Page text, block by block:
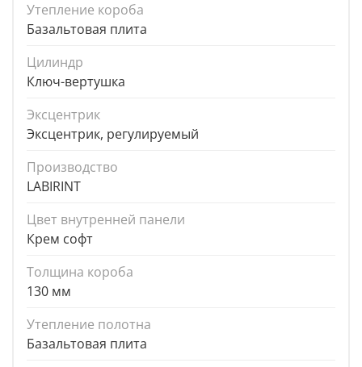
Утепление короба
Базальтовая плита
Цилиндр
Ключ-вертушка
Эксцентрик
Эксцентрик, регулируемый
Производство
LABIRINT
Цвет внутренней панели
Крем софт
Толщина короба
130 мм
Утепление полотна
Базальтовая плита